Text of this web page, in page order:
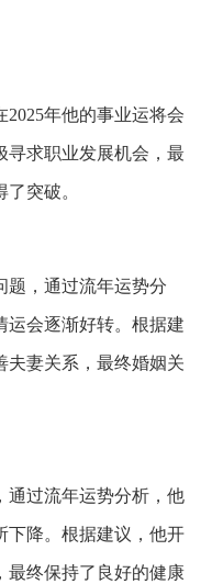
2025年他的事业运将会
寻求职业发展机会， 最
突破。
题 ， 通过流年运势分
运会逐渐好转。 根据建
夫妻关系， 最终婚姻关
通过流年运势分析， 他
下降。 根据建议， 他开
最终保持了良好的健康